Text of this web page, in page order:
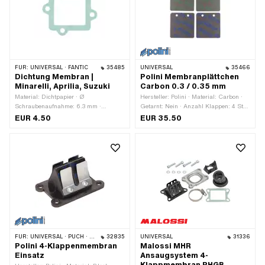
Befestigungsart: Schrauben · Anzahl
Befestigungspunkte: 4 Stk. · Ø
Befestigungsloch: 5.4 mm ·
Anwendungsbereich: Tuning
FÜR: UNIVERSAL · FANTIC 35485
Dichtung Membran |
Minarelli, Aprilia, Suzuki
Material: Dichtpapier · Ø
Schraubenaufnahme: 6.3 mm ·
Verwendungsort: Einlass · Dicke: 0.5
EUR 4.50
UNIVERSAL 35466
Polini Membranplättchen
Carbon 0.3 / 0.35 mm
Hersteller: Polini · Material: Carbon ·
Getarnt: Nein · Anzahl Klappen: 4 Stk.
· Gesamtlänge: 38 mm · Material
Membranplättchen: 0.35 mm · Breite:
36 mm · Ø Befestigungsloch: 3 mm ·
Befestigungsart: Schrauben · Anzahl
Befestigungspunkte: 2 Stk. ·
Lochabstand: 17 mm ·
Anwendungsbereich: Racing ·
Anwendungsbereich: Tuning
EUR 35.50
FÜR: UNIVERSAL · PUCH · MBK / MOTOBÉCANE 32835
Polini 4-Klappenmembran
Einsatz
UNIVERSAL 31336
Malossi MHR
Ansaugsystem 4-